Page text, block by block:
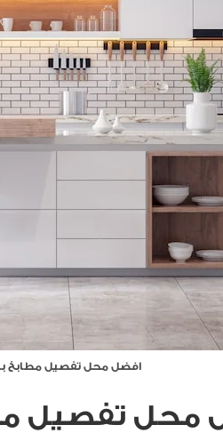
افضل محل تفصيل مطابخ
محل تفصيل